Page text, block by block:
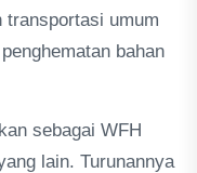
transportasi umum
bahan
sebagai WFH
lain. Turunannya